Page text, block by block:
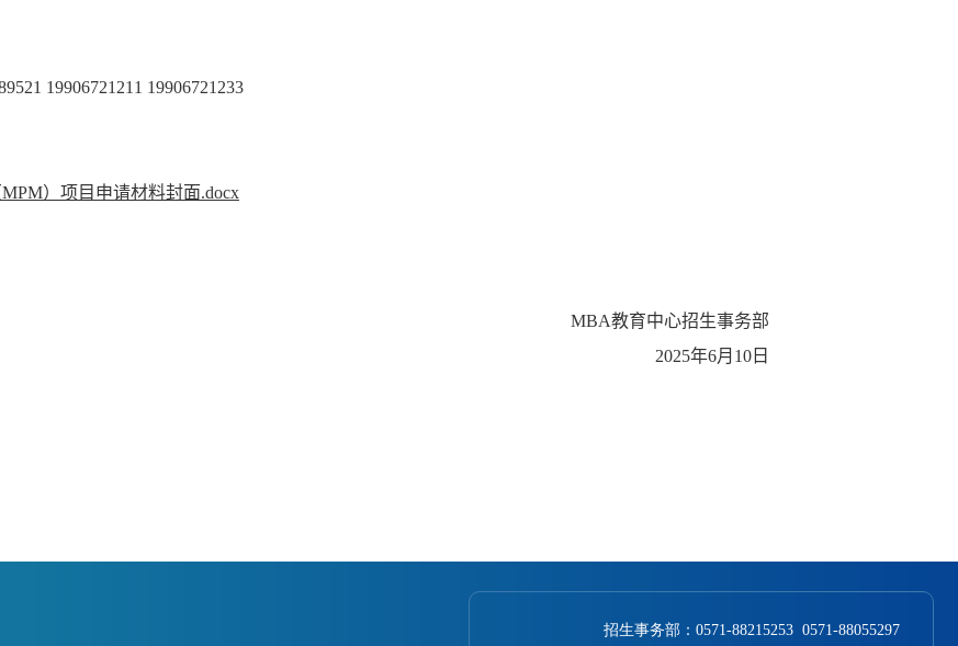
19906721211 19906721233
）项目申请材料封面.docx
MBA教育中心招生事务部
2025年6月10 日
招生事务部：0571-88215253 0571-88055297